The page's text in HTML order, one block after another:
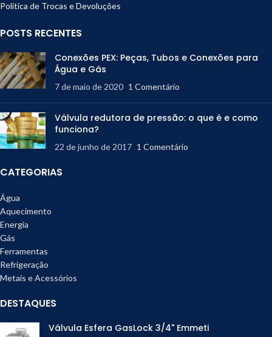
Política de Trocas e Devoluções
POSTS RECENTES
Conexões PEX: Peças, Tubos e Conexões para
Água e Gás
7 de maio de 2020 1 Comentário
Válvula redutora de pressão: o que é e como
funciona?
22 de junho de 2017 1 Comentário
CATEGORIAS
Água
Aquecimento
Energia
Gás
Ferramentas
Refrigeração
Metais e Acessórios
DESTAQUES
Válvula Esfera GasLock 3/4" Emmeti